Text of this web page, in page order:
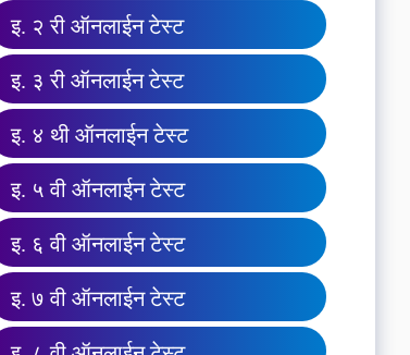
इ. २ री ऑनलाईन टेस्ट
इ. ३ री ऑनलाईन टेस्ट
इ. ४ थी ऑनलाईन टेस्ट
इ. ५ वी ऑनलाईन टेस्ट
इ. ६ वी ऑनलाईन टेस्ट
इ. ७ वी ऑनलाईन टेस्ट